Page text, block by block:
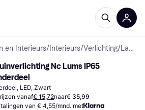
en Interieurs/ Interieurs/Verlichting/ Lamp Onderdelen
Nc Lums IP65
LED, Zwart
vanaf€ 15,72naar€ 35,99
van € 4,55/mnd. met